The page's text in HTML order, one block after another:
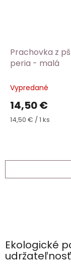
Prachovka z
peria - malá
Vypredané
14,50 €
Jednotková
14,50 € / 1 ks
Ekologické